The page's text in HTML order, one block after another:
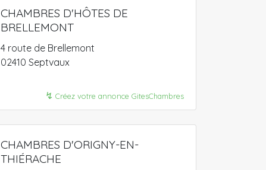
CHAMBRES D'HÔTES DE
BRELLEMONT
4 route de Brellemont
02410 Septvaux
↯ Créez votre annonce GitesChambres
CHAMBRES D'ORIGNY-EN-
THIÉRACHE